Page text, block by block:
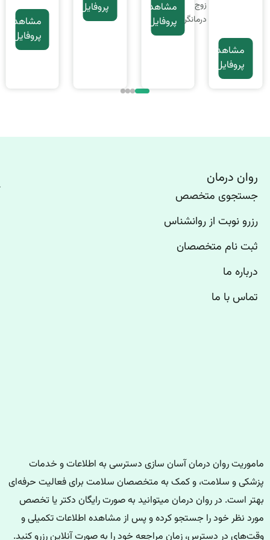
زوج
درمانگر
مشاهده
پروفایل
مشاهده
پروفایل
پروفایل
مشاهده
پروفایل
روان درمان
جستجوی متخصص
رزرو نوبت از روانشناس
ثبت نام متخصصان
درباره ما
تماس با ما
ماموریت روان درمان آسان سازی دسترسی به اطلاعات و خدمات
پزشکی و سلامت، و کمک به متخصصان سلامت برای فعالیت حرفه‌ای
بهتر است. در روان درمان میتوانید به صورت رایگان دکتر یا تخصص
مورد نظر خود را جستجو کرده و پس از مشاهده اطلاعات تکمیلی و
وقت‌های در دسترس، زمان مراجعه خود را به صورت آنلاین رزرو کنید.